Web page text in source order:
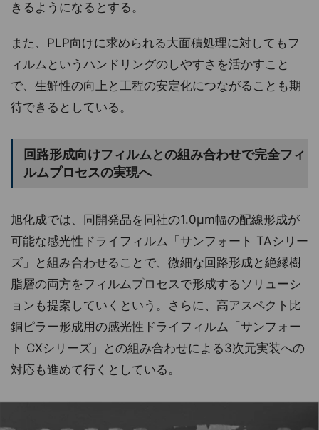
きるようになるとする。
また、PLP向けに求められる大面積処理に対してもフ
ィルムというハンドリングのしやすさを活かすこと
で、生鮮性の向上と工程の安定化につながることも期
待できるとしている。
回路形成向けフィルムとの組み合わせで完全フィ
ルムプロセスの実現へ
旭化成では、同開発品を同社の1.0μm幅の配線形成が
可能な感光性ドライフィルム「サンフォート TAシリー
ズ」と組み合わせることで、微細な回路形成と絶縁樹
脂層の両方をフィルムプロセスで形成するソリューシ
ョンも提案していくという。さらに、高アスペクト比
銅ピラー形成用の感光性ドライフィルム「サンフォー
ト CXシリーズ」との組み合わせによる3次元実装への
対応も進めて行くとしている。